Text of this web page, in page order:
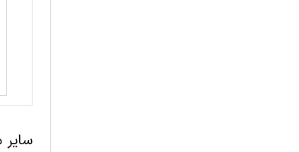
سایر